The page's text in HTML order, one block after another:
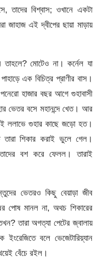
তাদের বিশ্বাস; ওখানে একটা
জাহাজ এই দ্বীপের ছায়া মাড়ায়
তাহলে? মোটেও না। কর্নেল যা
এক বিচিত্র প্রাণীর বাস।
হাজার বছর আগে গুহাবাসী
ভেতর বসে মহানন্দে খেত। আর
ললাভে গুহার কাছে জড়ো হত।
তারা শিকার করাই ভুলে গেল।
বশ করে ফেলল। তারাই
ভেতরও কিছু বেয়াড়া জীব
পোষ মানল না, অথচ শিকারের
তারা অগত্যা পেটের জ্বালায়
বলে ভেজেটারিয়্যান
বেঁচে রইল।